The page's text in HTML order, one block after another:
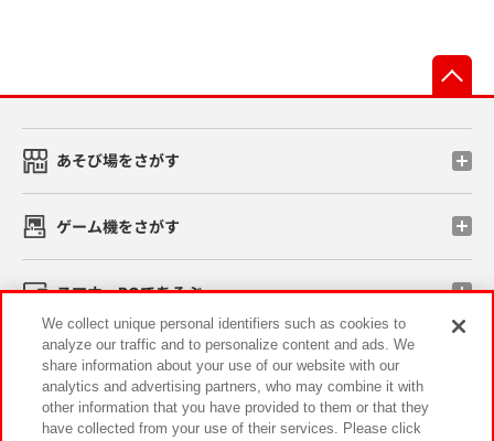
あそび場をさがす
ゲーム機をさがす
スマホ・PCであそぶ
イベント・キャンペーン
We collect unique personal identifiers such as cookies to
analyze our traffic and to personalize content and ads. We
share information about your use of our website with our
analytics and advertising partners, who may combine it with
other information that you have provided to them or that they
have collected from your use of their services. Please click